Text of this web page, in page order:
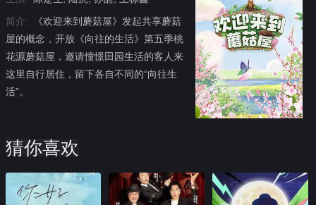
简介:
《欢迎来到蘑菇屋》发起共享蘑菇
屋的概念，开放《向往的生活》第五季桃
花源蘑菇屋，邀请憧憬田园生活的客人来
这里自行居住，留下各自不同的“向往生
活”。
猜你喜欢